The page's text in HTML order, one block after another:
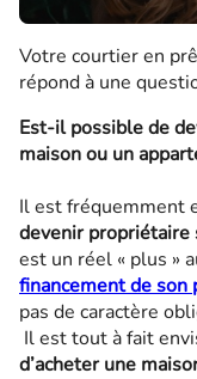
Votre courtier en
répond à une
Est-il possible de
maison ou un
Il est fréquemment
devenir propriétaire
est un réel « plus »
financement de
pas de caractère
Il est tout à fait
d’acheter une